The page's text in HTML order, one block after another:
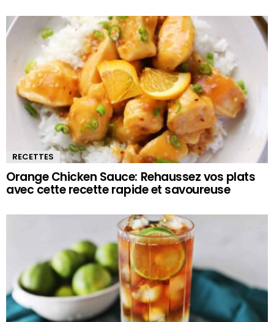
RECETTES
Orange Chicken Sauce: Rehaussez vos plats
avec cette recette rapide et savoureuse